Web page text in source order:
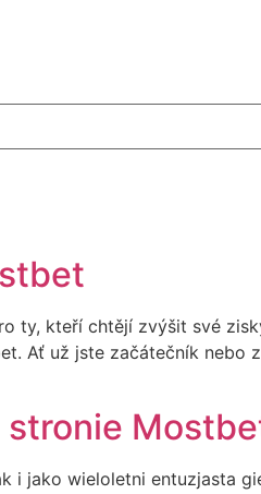
ty, kteří chtějí zvýšit své
Ať už jste začátečník nebo
stronie
i jako wieloletni entuzjasta